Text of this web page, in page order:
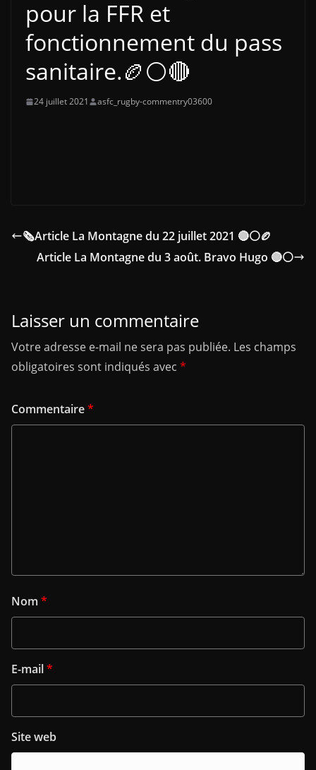
pour la FFR et
fonctionnement du pass
sanitaire.🏉⚪🔴
24 juillet 2021 asfc_rugby-commentry03600
🗞Article La Montagne du 22 juillet 2021 🔴⚪🏉
Article La Montagne du 3 août. Bravo Hugo 🔴⚪
Laisser un commentaire
Votre adresse e-mail ne sera pas publiée. Les champs
obligatoires sont indiqués avec *
Commentaire*
Nom *
E-mail*
Site web